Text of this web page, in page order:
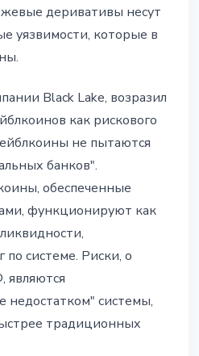
деривативы несут
уязвимости, которые в
Black Lake, возразил
как рискового
не пытаются
банков".
обеспеченные
функционируют как
системе. Риски, о
являются
недостатком" системы,
традиционных